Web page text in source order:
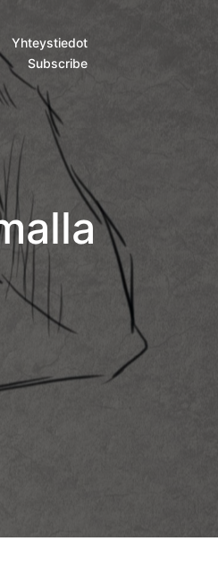
Yhteystiedot
Subscribe